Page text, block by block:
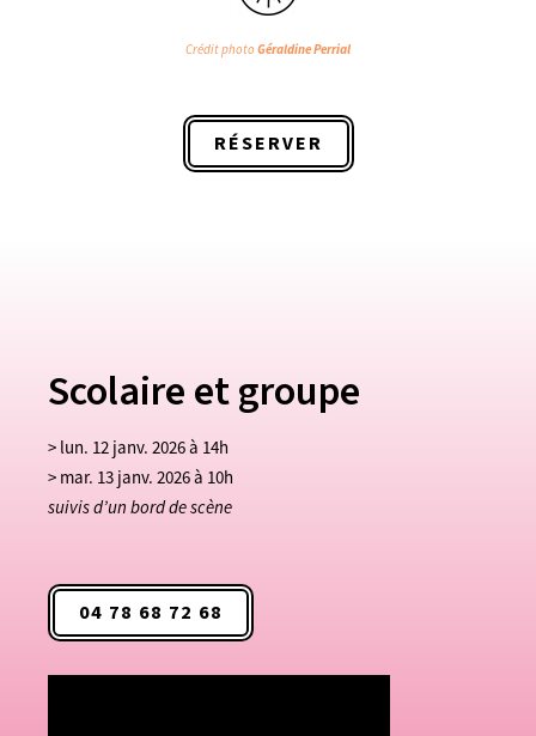
Crédit photoGéraldine Perrial
RÉSERVER
Scolaire et groupe
> lun. 12 janv. 2026 à 14h
> mar. 13 janv. 2026 à 10h
suivis d’un bord de scène
04 78 68 72 68